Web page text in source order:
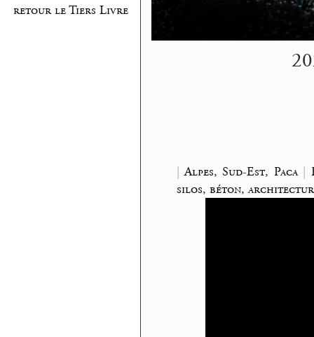
retour le Tiers Livre
|Alpes, Sud-Est, Paca|
silos, béton,